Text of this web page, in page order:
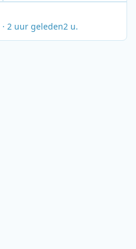
· 2 uur geleden2 u.